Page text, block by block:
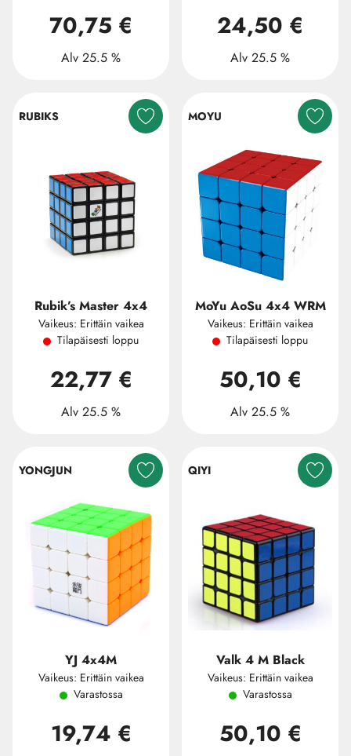
70,75 €
Alv 25.5 %
24,50 €
Alv 25.5 %
RUBIKS
Rubik’s Master 4x4
Vaikeus: Erittäin vaikea
Tilapäisesti loppu
22,77 €
Alv 25.5 %
MOYU
MoYu AoSu 4x4 WRM
Vaikeus: Erittäin vaikea
Tilapäisesti loppu
50,10 €
Alv 25.5 %
YONGJUN
YJ 4x4M
Vaikeus: Erittäin vaikea
Varastossa
19,74 €
QIYI
Valk 4 M Black
Vaikeus: Erittäin vaikea
Varastossa
50,10 €